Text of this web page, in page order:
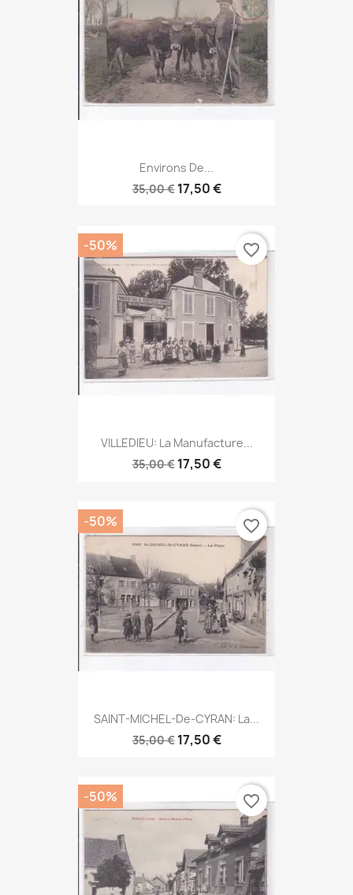
Environs De...
35,00 € 17,50 €
VILLEDIEU: La Manufacture...
35,00 € 17,50 €
-50% favorite_border
SAINT-MICHEL-De-CYRAN: La...
35,00 € 17,50 €
-50% favorite_border
-50% favorite_border